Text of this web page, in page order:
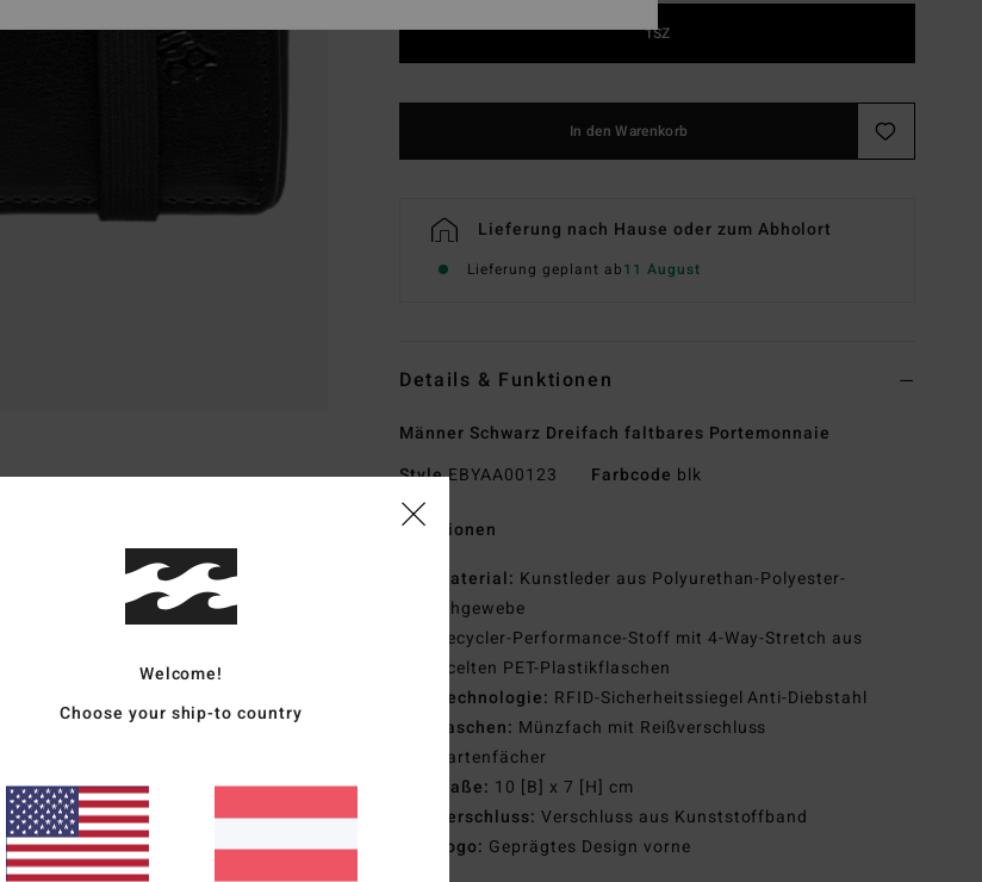
1SZ
In den Warenkorb
Lieferung nach Hause oder zum Abholort
Lieferung geplant ab11 August
Details & Funktionen
Männer Schwarz Dreifach faltbares Portemonnaie
StyleEBYAA00123 Farbcode blk
Funktionen
Material: Kunstleder aus Polyurethan-Polyester-
Mischgewebe
Recycler-Performance-Stoff mit 4-Way-Stretch aus
recycelten PET-Plastikflaschen
Technologie: RFID-Sicherheitssiegel Anti-Diebstahl
Taschen: Münzfach mit Reißverschluss
Kartenfächer
Maße: 10 [B] x 7 [H] cm
Verschluss: Verschluss aus Kunststoffband
Logo: Geprägtes Design vorne
Welcome!
Choose your ship-to country